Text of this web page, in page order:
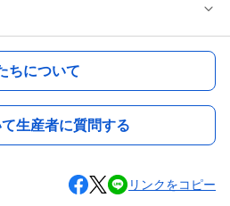
ちについて
生産者に質問する
リンクをコピー